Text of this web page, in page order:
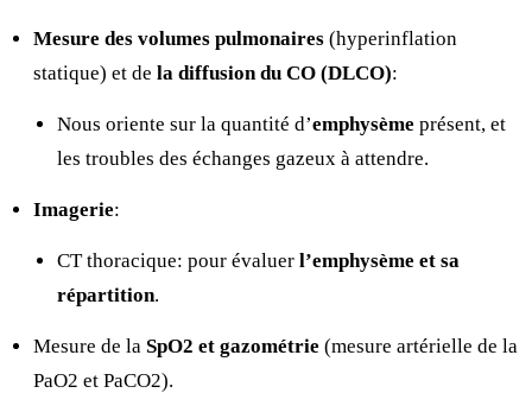
Mesure des volumes pulmonaires (hyperinflation
statique) et de la diffusion du CO (DLCO):
Nous oriente sur la quantité d’emphysème présent, et
les troubles des échanges gazeux à attendre.
Imagerie:
CT thoracique: pour évaluer l’emphysème et sa
répartition.
Mesure de la SpO2 et gazométrie (mesure artérielle de la
PaO2 et PaCO2).